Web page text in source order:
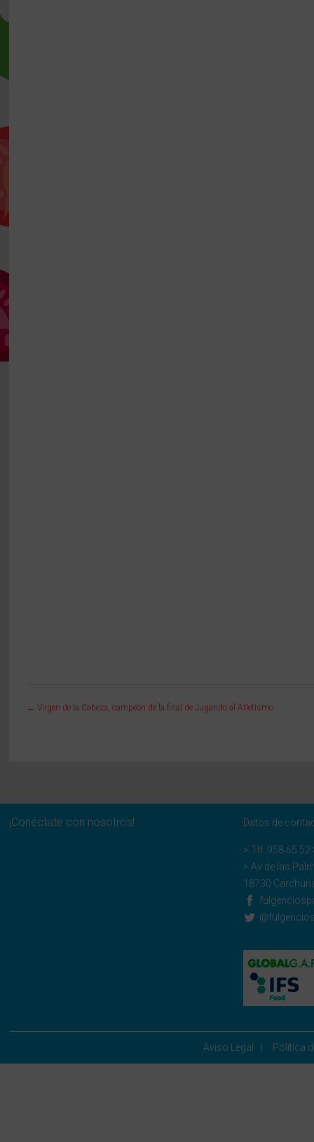
← Virgen de la Cabeza, campeón de la final de Jugando al Atletismo
¡Conéctate con nosotros! Datos de
> Tlf. 958 65 52
> Av de las
18730
Aviso Legal Política